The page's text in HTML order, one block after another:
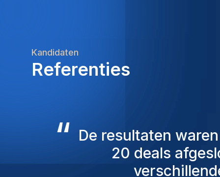
Kandidaten
Referenties
“ De consultants
overweging
mensen die